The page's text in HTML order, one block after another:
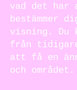
vad det har
bestämmer
visning. Du
från
att få en
och området.